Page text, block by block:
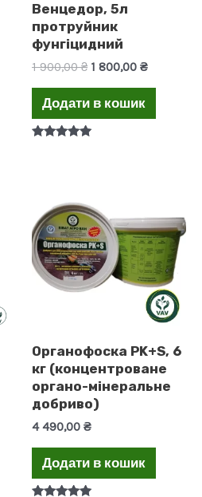
Венцедор, 5л
протруйник
фунгіцидний
1 900,00₴ Оригінальна
900,00 ₴.
1 800,00 ₴Поточна
Додати в кошик
Органофоска PK+S, 6
кг (концентроване
органо-мінеральне
добриво)
4 490,00 ₴
Додати в кошик